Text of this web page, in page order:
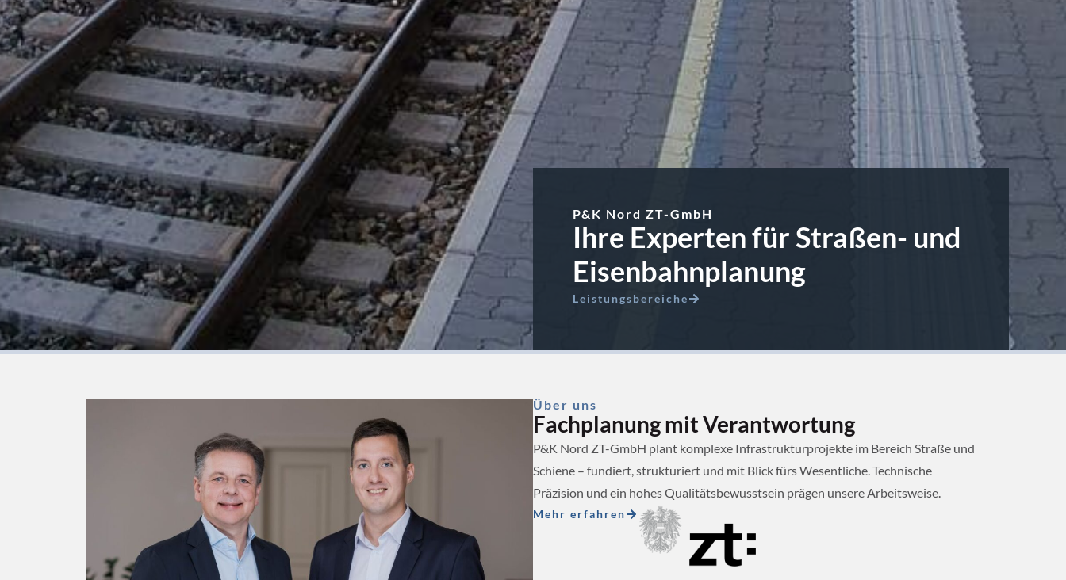
P&K Nord ZT-GmbH
Ihre Experten für Straßen- und
Eisenbahnplanung
Leistungsbereiche
Über uns
Fachplanung mit Verantwortung
P&K Nord ZT-GmbH plant komplexe Infrastrukturprojekte im Bereich Straße und
Schiene – fundiert, strukturiert und mit Blick fürs Wesentliche. Technische
Präzision und ein hohes Qualitätsbewusstsein prägen unsere Arbeitsweise.
Mehr erfahren